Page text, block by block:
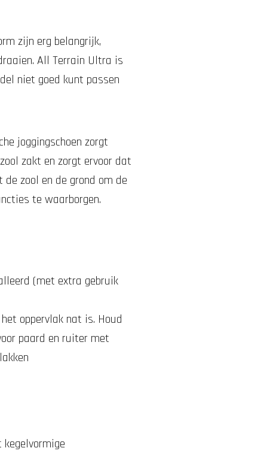
zijn erg belangrijk,
All Terrain Ultra is
niet goed kunt passen
joggingschoen zorgt
zakt en zorgt ervoor dat
zool en de grond om de
te waarborgen.
(met extra gebruik
oppervlak nat is. Houd
paard en ruiter met